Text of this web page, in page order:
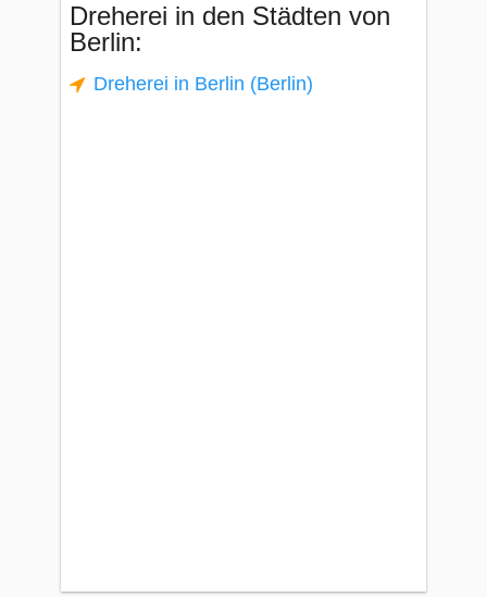
Dreherei in den Städten von
Berlin:
Dreherei in Berlin (Berlin)